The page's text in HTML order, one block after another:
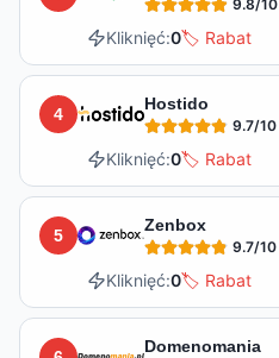
9.8/10
Kliknięć:0🏷️ Rabat
4
Hostido
9.7/10
Kliknięć:0🏷️ Rabat
5
Zenbox
9.7/10
Kliknięć:0🏷️ Rabat
Domenomania